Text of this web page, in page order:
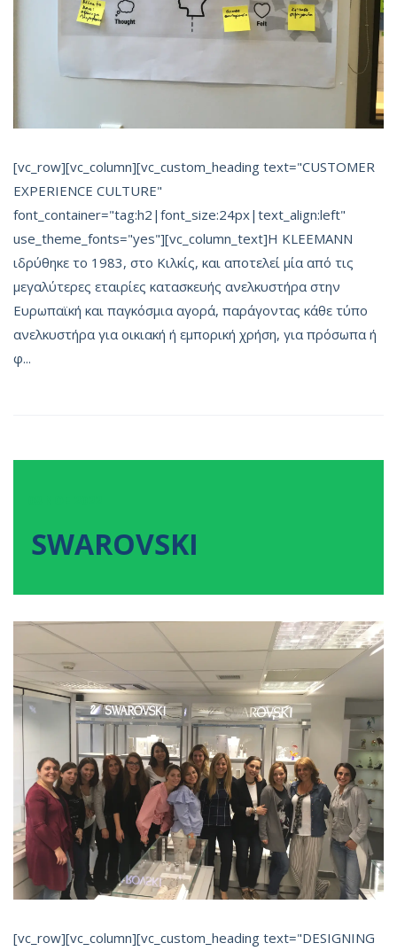
[vc_row][vc_column][vc_custom_heading text="CUSTOMER
EXPERIENCE CULTURE"
font_container="tag:h2|font_size:24px|text_align:left"
use_theme_fonts="yes"][vc_column_text]Η KLEEMANN
ιδρύθηκε το 1983, στο Κιλκίς, και αποτελεί μία από τις
μεγαλύτερες εταιρίες κατασκευής ανελκυστήρα στην
Ευρωπαϊκή και παγκόσμια αγορά, παράγοντας κάθε τύπο
ανελκυστήρα για οικιακή ή εμπορική χρήση, για πρόσωπα ή
φ...
SWAROVSKI
[vc_row][vc_column][vc_custom_heading text="DESIGNING